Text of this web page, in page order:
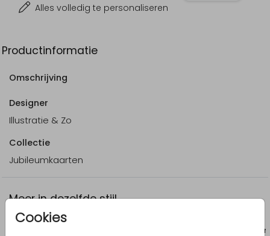
Cookies
Alles volledig te personaliseren
Productinformatie
Omschrijving
Designer
Illustratie & Zo
Collectie
Jubileumkaarten
Meer in dezelfde stijl